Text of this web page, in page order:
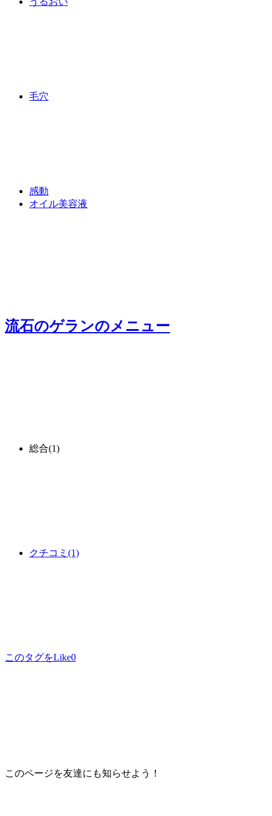
毛穴
感動
オイル美容液
流石のゲランのメニュー
総合(1)
クチコミ (1)
このタグをLike0
このページを友達にも知らせよう！